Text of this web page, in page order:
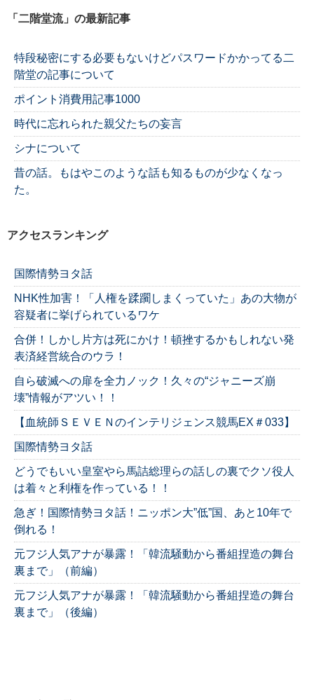
「二階堂流」の最新記事
特段秘密にする必要もないけどパスワードかかってる二
階堂の記事について
ポイント消費用記事1000
時代に忘れられた親父たちの妄言
シナについて
昔の話。もはやこのような話も知るものが少なくなっ
た。
アクセスランキング
国際情勢ヨタ話
NHK性加害！「人権を蹂躙しまくっていた」あの大物が
容疑者に挙げられているワケ
合併！しかし片方は死にかけ！頓挫するかもしれない発
表済経営統合のウラ！
自ら破滅への扉を全力ノック！久々の“ジャニーズ崩
壊”情報がアツい！！
【血統師ＳＥＶＥＮのインテリジェンス競馬EX＃033】
国際情勢ヨタ話
どうでもいい皇室やら馬詰総理らの話しの裏でクソ役人
は着々と利権を作っている！！
急ぎ！国際情勢ヨタ話！ニッポン大”低”国、あと10年で
倒れる！
元フジ人気アナが暴露！「韓流騒動から番組捏造の舞台
裏まで」（前編）
元フジ人気アナが暴露！「韓流騒動から番組捏造の舞台
裏まで」（後編）